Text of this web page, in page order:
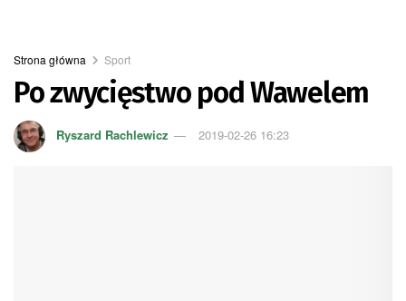
Strona główna Sport
Po zwycięstwo pod Wawelem
Ryszard Rachlewicz 2019-02-26 16:23